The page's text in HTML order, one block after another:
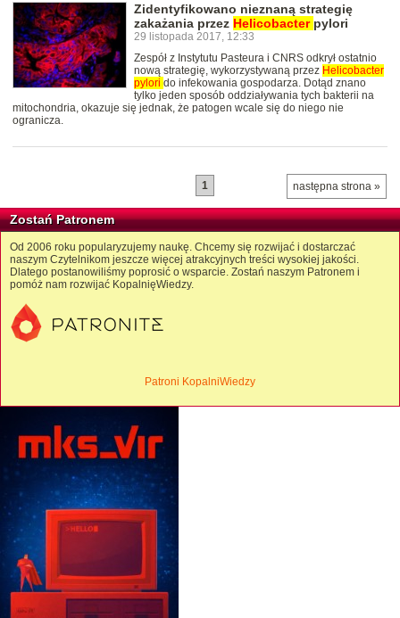
Zidentyfikowano nieznaną strategię
zakażania przez Helicobacter pylori
29 listopada 2017, 12:33
Zespół z Instytutu Pasteura i CNRS odkrył ostatnio
nową strategię, wykorzystywaną przez Helicobacter
pylori do infekowania gospodarza. Dotąd znano
tylko jeden sposób oddziaływania tych bakterii na
mitochondria, okazuje się jednak, że patogen wcale się do niego nie
ogranicza.
następna strona »
1
Zostań Patronem
Od 2006 roku popularyzujemy naukę. Chcemy się rozwijać i dostarczać
naszym Czytelnikom jeszcze więcej atrakcyjnych treści wysokiej jakości.
Dlatego postanowiliśmy poprosić o wsparcie. Zostań naszym Patronem i
pomóż nam rozwijać KopalnięWiedzy.
Patroni KopalniWiedzy